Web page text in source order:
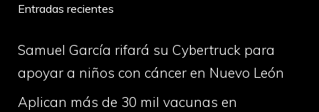
Entradas recientes
Samuel García rifará su Cybertruck para
apoyar a niños con cáncer en Nuevo León
Aplican más de 30 mil vacunas en